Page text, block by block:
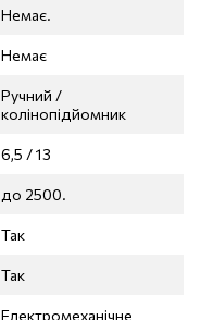
Немає.
Немає
Ручний /
колінопідйомник
6,5 / 13
до 2500.
Так
Так
Електромеханічне